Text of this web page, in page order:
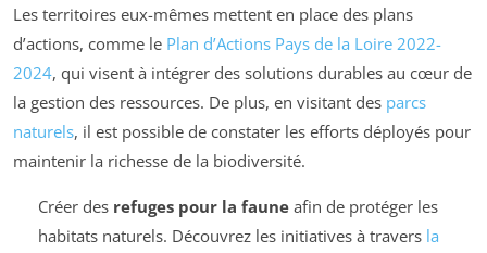
Les territoires eux-mêmes mettent en place des plans
d’actions, comme le Plan d’Actions Pays de la Loire 2022-
2024, qui visent à intégrer des solutions durables au cœur de
la gestion des ressources. De plus, en visitant des parcs
naturels, il est possible de constater les efforts déployés pour
maintenir la richesse de la biodiversité.
Créer des refuges pour la fauneafin de protéger les
habitats naturels. Découvrez les initiatives à travers la